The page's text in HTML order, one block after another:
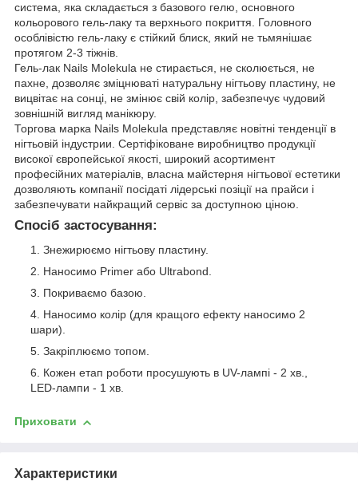
система, яка складається з базового гелю, основного
кольорового гель-лаку та верхнього покриття. Головного
особлівістю гель-лаку є стійкий блиск, який не тьмянішає
протягом 2-3 тіжнів.
Гель-лак Nails Molekula не стирається, не сколюється, не
пахне, дозволяє зміцнюваті натуральну нігтьову пластину, не
вицвітає на сонці, не змінює свій колір, забезпечує чудовий
зовнішній вигляд манікюру.
Торгова марка Nails Molekula представляє новітні тенденції в
нігтьовій індустрии. Сертіфіковане виробництво продукції
високої європейської якості, широкий асортимент
професійних матеріалів, власна майстерня нігтьової естетики
дозволяють компанії посідаті лідерські позіції на прайси і
забезпечувати найкращий сервіс за доступною ціною.
Спосіб застосування:
Знежирюємо нігтьову пластину.
Наносимо Primer або Ultrabond.
Покриваємо базою.
Наносимо колір (для кращого ефекту наносимо 2
шари).
Закріплюємо топом.
Кожен етап роботи просушують в UV-лампі - 2 хв.,
LED-лампи - 1 хв.
Приховати
Характеристики